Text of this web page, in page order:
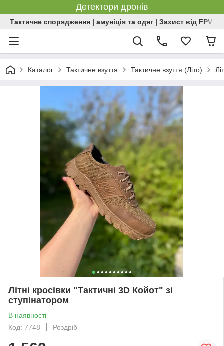
Детектори дронів
Тактичне спорядження | амуніція та одяг | Захист від FPV |
Каталог Тактичне взуття Тактичне взуття (Літо)
Літні кросівки "Тактичні 3D Койот" зі
ступінатором
В наявності
Код: 7748
Роздріб